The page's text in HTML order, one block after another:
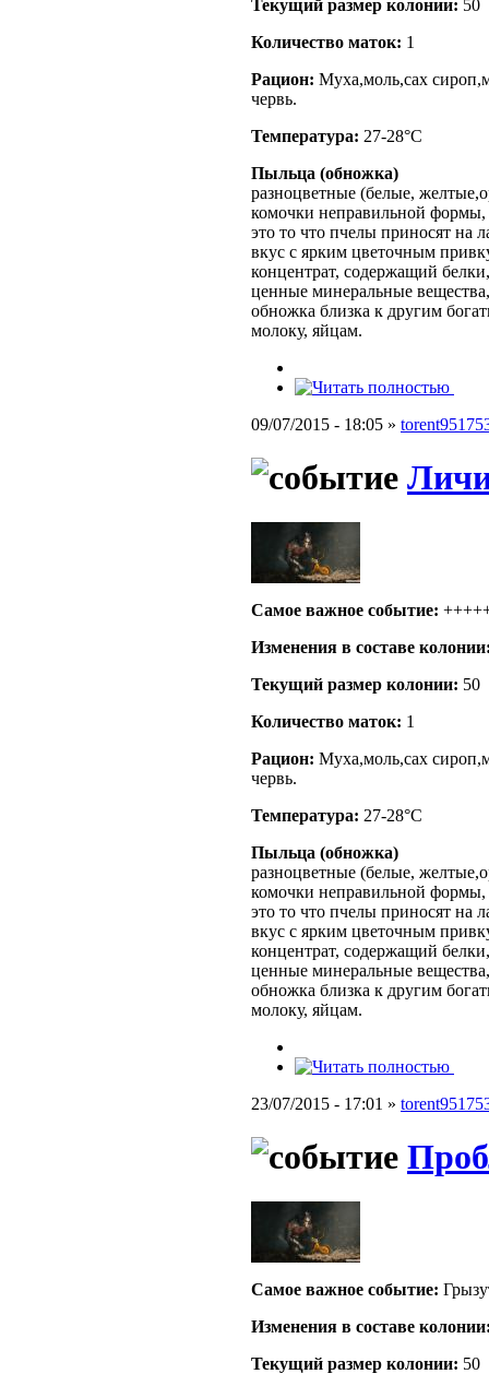
Текущий размер кoлонии: 50
Количество маток: 1
Рацион: Муха,моль,сах
червь.
Температура: 27-28°C
Пыльца (обножка)
разноцветные (белые,
комочки неправильной
это то что пчелы приносят на
вкус с ярким цветочным
концентрат, содержащий
ценные минеральные
обножка близка к другим
молоку, яйцам.
09/07/2015 - 18:05 »
Самое важное событие:
Изменения в составе
Текущий размер кoлонии: 50
Количество маток: 1
Рацион: Муха,моль,сах
червь.
Температура: 27-28°C
Пыльца (обножка)
разноцветные (белые,
комочки неправильной
это то что пчелы приносят на
вкус с ярким цветочным
концентрат, содержащий
ценные минеральные
обножка близка к другим
молоку, яйцам.
23/07/2015 - 17:01 »
Самое важное событие:
Изменения в составе
Текущий размер кoлонии: 50